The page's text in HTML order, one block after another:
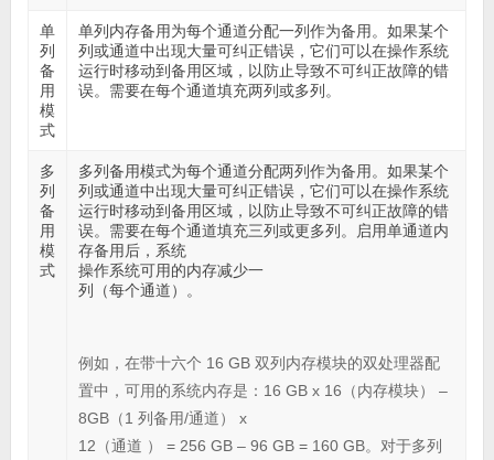
单
列
备
用
模
式
单列内存备用为每个通道分配一列作为备用。如果某个
列或通道中出现大量可纠正错误，它们可以在操作系统
运行时移动到备用区域，以防止导致不可纠正故障的错
误。需要在每个通道填充两列或多列。
多
列
备
用
模
式
多列备用模式为每个通道分配两列作为备用。如果某个
列或通道中出现大量可纠正错误，它们可以在操作系统
运行时移动到备用区域，以防止导致不可纠正故障的错
误。需要在每个通道填充三列或更多列。启用单通道内
存备用后，系统
操作系统可用的内存减少一
列（每个通道）。
例如，在带十六个 16 GB 双列内存模块的双处理器配
置中，可用的系统内存是：16 GB x 16（内存模块） –
8GB（1 列备用/通道） x
12（通道 ） = 256 GB – 96 GB = 160 GB。对于多列